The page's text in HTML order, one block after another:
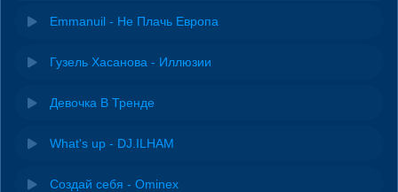
Emmanuil - Не Плачь Европа
Гузель Хасанова - Иллюзии
Девочка В Тренде
What's up - DJ.ILHAM
Создай себя - Ominex